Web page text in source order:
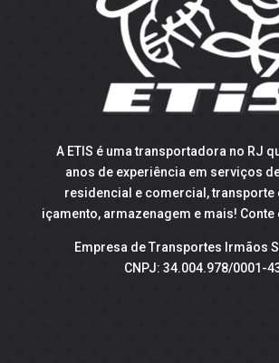
A ETIS é uma transportadora no RJ
anos de experiência em serviços
residencial e comercial, transporte
içamento, armazenagem e mais!
Empresa de Transportes Irmãos
CNPJ: 34.004.978/0001-